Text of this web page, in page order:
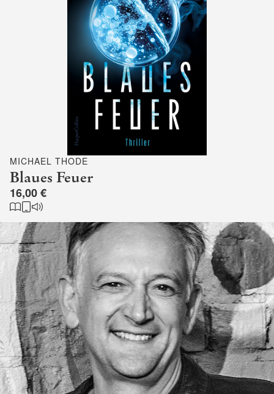
MICHAEL THODE
Blaues Feuer
16,00 €